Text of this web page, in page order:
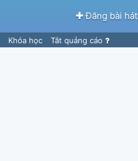
Đăng bài hát
Khóa học Tắt quảng cáo